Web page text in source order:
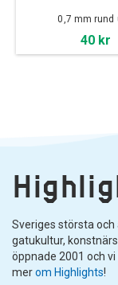
0,7 mm rund
40 kr
Sveriges största
gatukultur,
öppnade 2001 och
merom Highlights!